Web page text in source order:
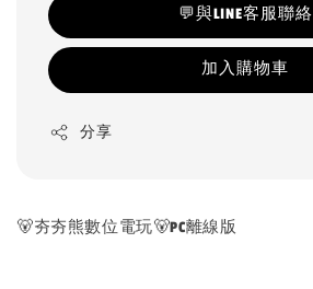
💬與LINE客服聯絡
加入購物車
分享
🐻夯夯熊數位電玩🐻PC離線版